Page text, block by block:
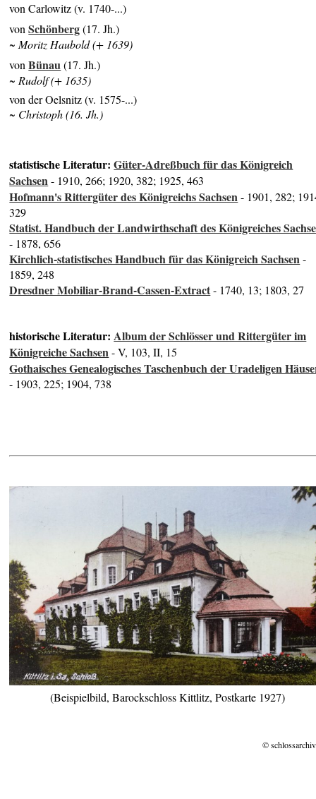
von Carlowitz (v. 1740-...)
vonSchönberg(17. Jh.)
~ Moritz Haubold (+ 1639)
vonBünau(17. Jh.)
~ Rudolf (+ 1635)
von der Oelsnitz (v. 1575-...)
~ Christoph (16. Jh.)
statistische Literatur:Güter-Adreßbuch für das Königreich
Sachsen- 1910, 266; 1920, 382; 1925, 463
Hofmann's Rittergüter des Königreichs Sachsen- 1901, 282;
329
Statist. Handbuch der Landwirthschaft des Königreiches
- 1878, 656
Kirchlich-statistisches Handbuch für das Königreich Sachsen-
1859, 248
Dresdner Mobiliar-Brand-Cassen-Extract- 1740, 13; 1803, 27
historische Literatur:Album der Schlösser und Rittergüter im
Königreiche Sachsen- V, 103, II, 15
Gothaisches Genealogisches Taschenbuch der Uradeligen
- 1903, 225; 1904, 738
(Beispielbild, Barockschloss Kittlitz, Postkarte 1927)
©